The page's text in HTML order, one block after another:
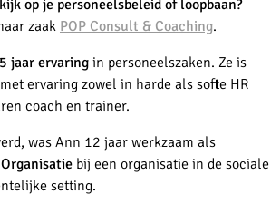
op je personeelsbeleid of loopbaan?
zaak POP Consult & Coaching.
jaar ervaring in personeelszaken. Ze is
ervaring zowel in harde als softe HR
coach en trainer.
was Ann 12 jaar werkzaam als
bij een organisatie in de sociale
setting.